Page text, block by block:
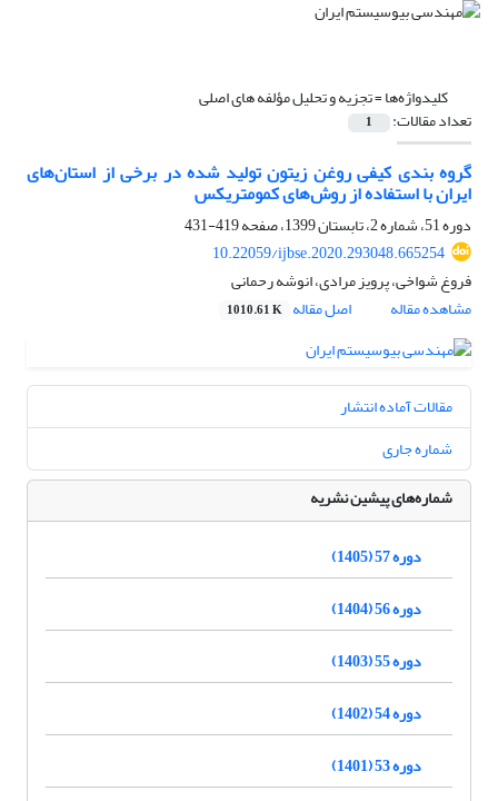
کلیدواژه‌ها =تجزیه و تحلیل مؤلفه های اصلی
تعداد مقالات: 1
گروه بندی کیفی روغن زیتون تولید شده در برخی از استان‌های
ایران با استفاده از روش‌های کمومتریکس
دوره 51، شماره 2، تابستان 1399، صفحه
419-431
10.22059/ijbse.2020.293048.665254
فروغ شواخی، پرویز مرادی، انوشه رحمانی
مشاهده مقاله
اصل مقاله 1010.61 K
مقالات آماده انتشار
شماره جاری
شماره‌های پیشین نشریه
دوره 57 (1405)
دوره 56 (1404)
دوره 55 (1403)
دوره 54 (1402)
دوره 53 (1401)